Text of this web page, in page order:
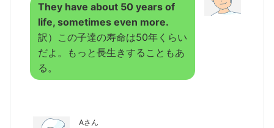
They have about 50 years of
life, sometimes even more.
訳）この子達の寿命は50年くらい
だよ。もっと長生きすることもあ
る。
Aさん